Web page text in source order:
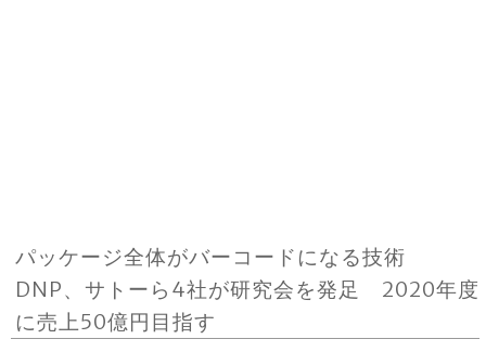
パッケージ全体がバーコードになる技術
DNP、サトーら4社が研究会を発足 2020年度
に売上50億円目指す